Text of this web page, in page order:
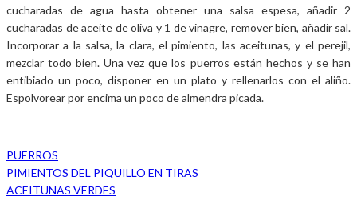
cucharadas de agua hasta obtener una salsa espesa, añadir 2
cucharadas de aceite de oliva y 1 de vinagre, remover bien, añadir sal.
Incorporar a la salsa, la clara, el pimiento, las aceitunas, y el perejil,
mezclar todo bien. Una vez que los puerros están hechos y se han
entibiado un poco, disponer en un plato y rellenarlos con el aliño.
Espolvorear por encima un poco de almendra picada.
PUERROS
PIMIENTOS DEL PIQUILLO EN TIRAS
ACEITUNAS VERDES